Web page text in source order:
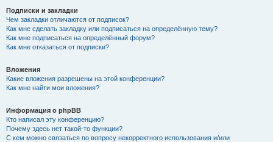
Подписки и закладки
Чем закладки отличаются от подписок?
Как мне сделать закладку или подписаться на определённую тему?
Как мне подписаться на определённый форум?
Как мне отказаться от подписки?
Вложения
Какие вложения разрешены на этой конференции?
Как мне найти мои вложения?
Информация о phpBB
Кто написал эту конференцию?
Почему здесь нет такой-то функции?
С кем можно связаться по вопросу некорректного использования и/или